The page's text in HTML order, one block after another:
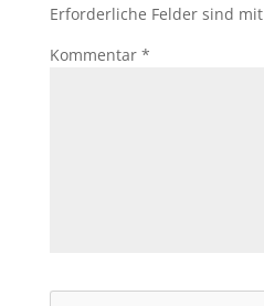
Erforderliche Felder sind mit
Kommentar *